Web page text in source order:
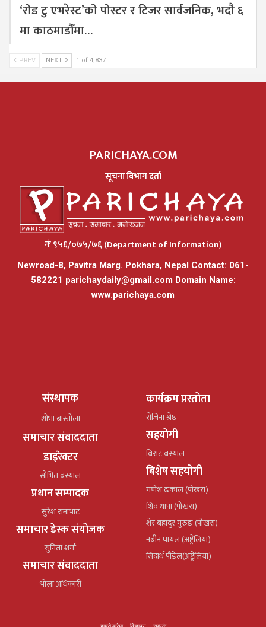
‘रोड टु एभरेस्ट’को पोस्टर र टिजर सार्वजनिक, भदौ ६
मा काठमाडौँमा…
PREV NEXT 1 of 4,837
PARICHAYA.COM
सूचना विभाग दर्ता
नंः ९५६/०७५/७६ (Department of Information)
Newroad-8, Pavitra Marg. Pokhara, Nepal Contact: 061-
582221 parichaydaily@gmail.comDomain Name:
www.parichaya.com
संस्थापक
शोभा बास्तोला
समाचार संवाददाता
डाइरेक्टर
सोभित बस्याल
प्रधान सम्पादक
सुरेश रानाभाट
समाचार डेस्क संयोजक
सुनिता शर्मा
समाचार संवाददाता
भोला अधिकारी
कार्यक्रम प्रस्तोता
रोजिना श्रेष्ठ
सहयोगी
बिराट बस्याल
बिशेष सहयोगी
गणेश ढकाल (पोखरा)
शिव थापा (पोखरा)
शेर बहादुर गुरुङ (पोखरा)
नबीन घायल (अष्ट्रेलिया)
सिदार्थ पौडेल(अष्ट्रेलिया)